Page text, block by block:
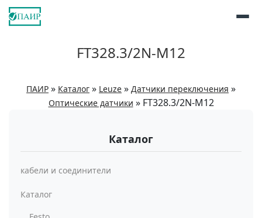
FT328.3/2N-M12
ПАИР » Каталог » Leuze » Датчики переключения »
Оптические датчики » FT328.3/2N-M12
Каталог
кабели и соединители
Каталог